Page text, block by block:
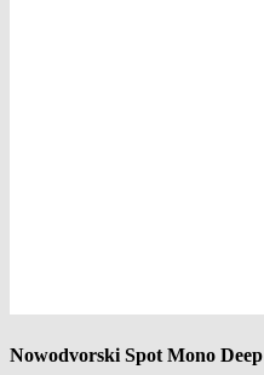
Nowodvorski Spot Mono Deep